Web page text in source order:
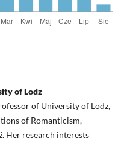
of Lodz
of University of Lodz,
of Romanticism,
Her research interests